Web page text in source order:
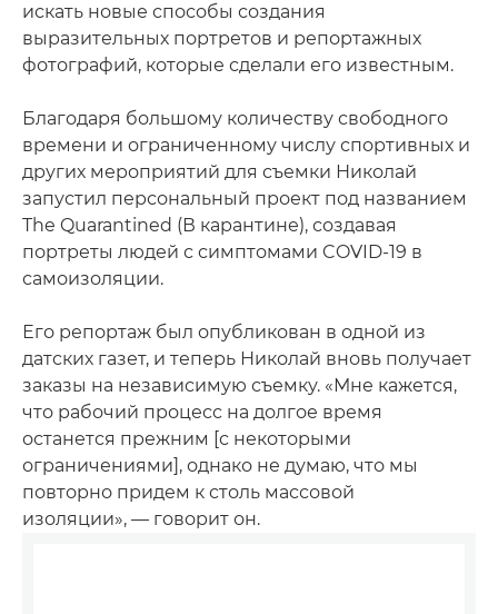
искать новые способы создания
выразительных портретов и репортажных
фотографий, которые сделали его известным.
Благодаря большому количеству свободного
времени и ограниченному числу спортивных и
других мероприятий для съемки Николай
запустил персональный проект под названием
The Quarantined (В карантине), создавая
портреты людей с симптомами COVID-19 в
самоизоляции.
Его репортаж был опубликован в одной из
датских газет, и теперь Николай вновь получает
заказы на независимую съемку. «Мне кажется,
что рабочий процесс на долгое время
останется прежним [с некоторыми
ограничениями], однако не думаю, что мы
повторно придем к столь массовой
изоляции», — говорит он.